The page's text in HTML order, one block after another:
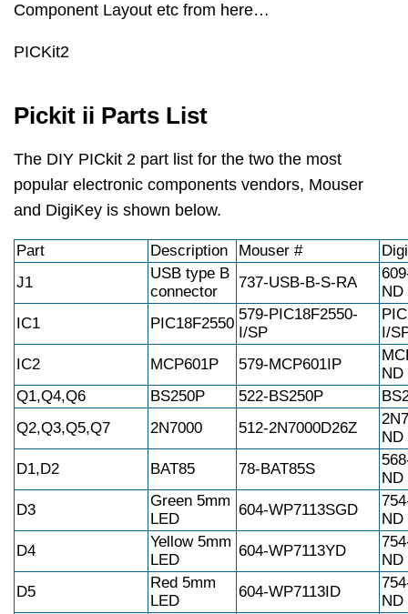
Component Layout etc from here…
PICKit2
Pickit ii Parts List
The DIY PICkit 2 part list for the two the most
popular electronic components vendors, Mouser
and DigiKey is shown below.
Part Description Mouser #
J1
USB type B
connector
737-USB-B-S-RA
ND
IC1
PIC18F2550
579-PIC18F2550-
I/SP
I/
IC2
MCP601P 579-MCP601IP
ND
Q1,Q4,Q6
BS250P 522-BS250P
Q2,Q3,Q5,Q7
2N7000 512-2N7000D26Z
ND
D1,D2
BAT85 78-BAT85S
ND
D3
Green 5mm
LED
604-WP7113SGD
ND
D4
Yellow 5mm
LED
604-WP7113YD
ND
D5
Red 5mm
LED
604-WP7113ID
ND